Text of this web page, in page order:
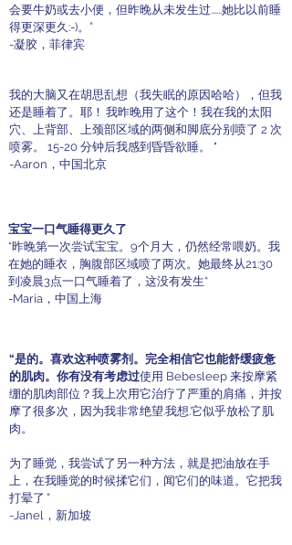
会要牛奶或去小便，但昨晚从未发生过......她比以前睡
得更深更久:-)。”
-凝胶，菲律宾
我的大脑又在胡思乱想（我失眠的原因哈哈），但我
还是睡着了。耶！ 我昨晚用了这个！我在我的太阳
穴、上背部、上颈部区域的两侧和脚底分别喷了 2 次
喷雾。 15-20 分钟后我感到昏昏欲睡。 "
-Aaron，中国北京
宝宝一口气睡得更久了
“昨晚第一次尝试宝宝。9个月大，仍然经常喂奶。我
在她的睡衣，胸腹部区域喷了两次。她最终从21:30
到凌晨3点一口气睡着了，这没有发生“
-Maria，中国上海
“是的。喜欢这种喷雾剂。完全相信它也能舒缓疲惫
的肌肉。你有没有考虑过使用 Bebesleep 来按摩紧
绷的肌肉部位？我上次用它治疗了严重的肩痛，并按
摩了很多次，因为我非常绝望.我想.它似乎放松了肌
肉。
为了睡觉，我尝试了另一种方法，就是把油放在手
上，在我睡觉的时候揉它们，闻它们的味道。它把我
打晕了 ”
-Janel，新加坡